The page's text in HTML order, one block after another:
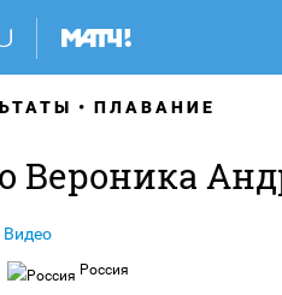
ПЛАВАНИЕ
Вероника
Видео
Россия